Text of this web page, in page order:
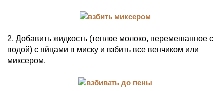
2. Добавить жидкость (теплое молоко, перемешанное с
водой) с яйцами в миску и взбить все венчиком или
миксером.